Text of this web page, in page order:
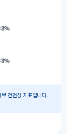
%
%
건전성 지표입니다.